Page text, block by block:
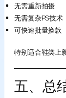
无需重新拍摄
无需复杂PS技术
可快速批量换款
特别适合鞋类上
五、总